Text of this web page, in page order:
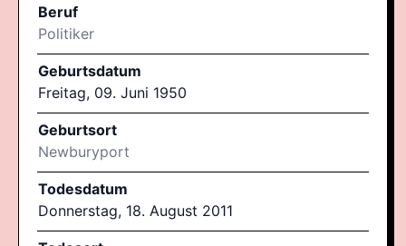
Beruf
Politiker
Geburtsdatum
Freitag, 09. Juni 1950
Geburtsort
Newburyport
Todesdatum
Donnerstag, 18. August 2011